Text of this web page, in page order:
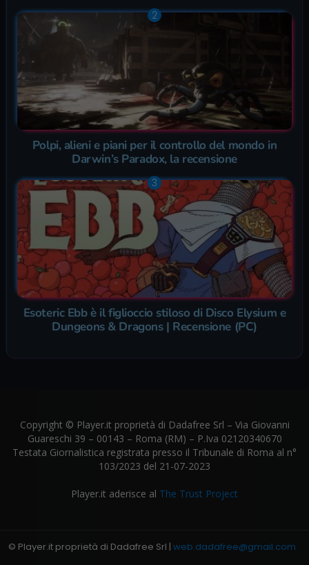
Polpi, alieni e piani per il controllo del mondo in
Darwin’s Paradox, la recensione
Esoteric Ebb è il figlioccio stiloso di Disco Elysium e
Dungeons & Dragons | Recensione (PC)
Copyright © Player.it proprietà di Dadafree Srl – Via Giovanni
Guareschi 39 – 00143 – Roma (RM) – P.Iva 02120340670
Testata Giornalistica registrata presso il Tribunale di Roma al n°
103/2023 del 21-07-2023
Player.it aderisce al The Trust Project
© Player.it proprietà di Dadafree Srl | web.dadafree@gmail.com